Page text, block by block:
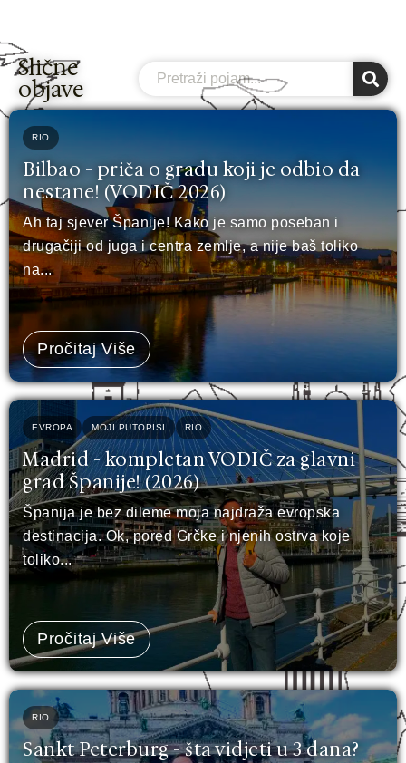
Slične
objave
Search
RIO
Bilbao - priča o gradu koji je odbio da
nestane! (VODIČ 2026)
Ah taj sjever Španije! Kako je samo poseban i
drugačiji od juga i centra zemlje, a nije baš toliko
na...
Pročitaj Više
EVROPA MOJI PUTOPISI RIO
Madrid - kompletan VODIČ za glavni
grad Španije! (2026)
Španija je bez dileme moja najdraža evropska
destinacija. Ok, pored Grčke i njenih ostrva koje
toliko...
Pročitaj Više
RIO
Sankt Peterburg - šta vidjeti u 3 dana?